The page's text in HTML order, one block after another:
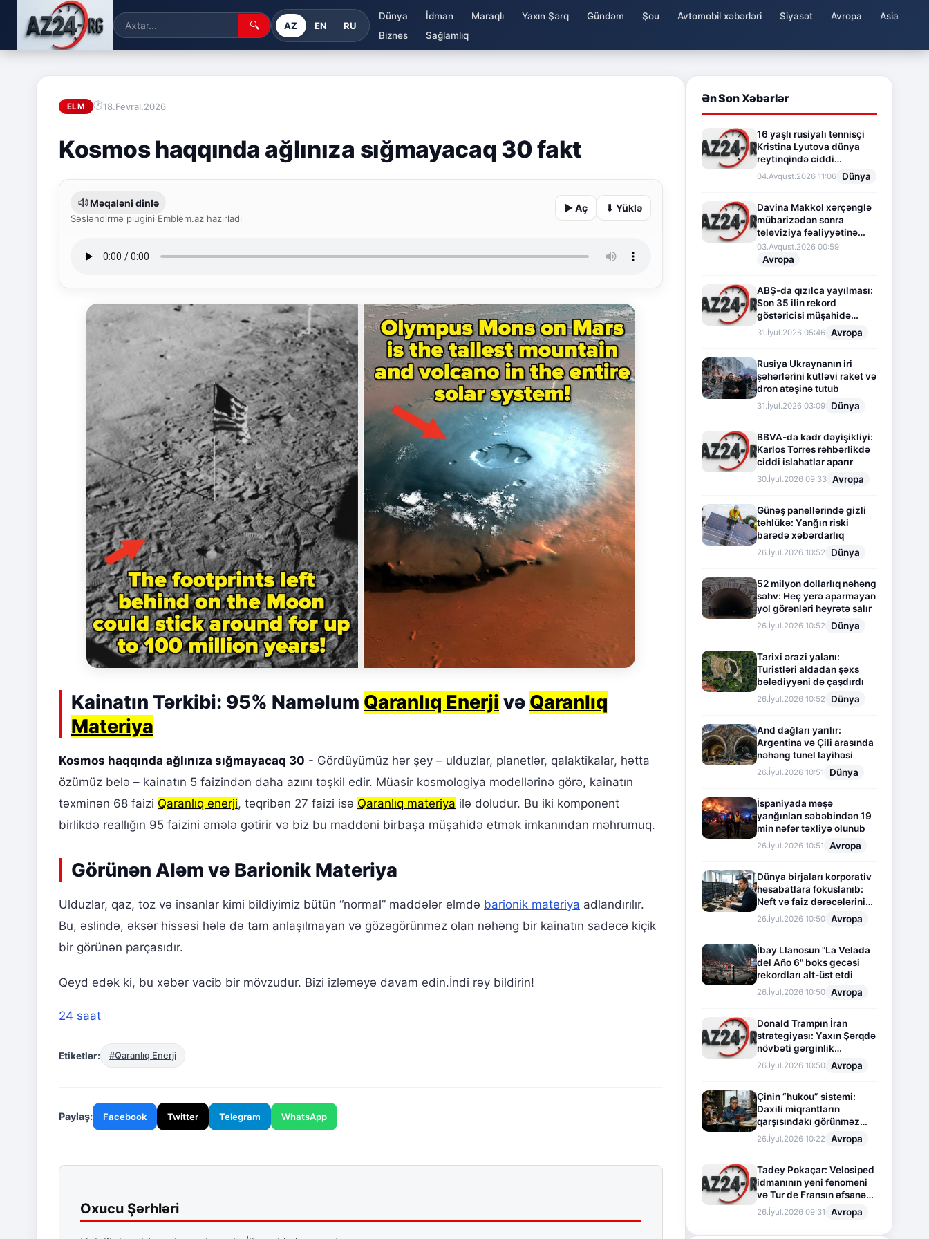
🔍 AZ EN RU
Dünya İdman Maraqlı Yaxın Şərq Gündəm Şou Avtomobil xəbərləri Siyasət Avropa
Asia
Biznes
Sağlamlıq
ELM 18.Fevral.2026
Kosmos haqqında ağlınıza sığmayacaq 30 fakt
Məqaləni dinlə
Səsləndirmə plugini Emblem.az hazırladı
▶ Aç ⬇ Yüklə
Kainatın Tərkibi: 95% Naməlum Qaranlıq Enerji və Qaranlıq
Materiya
Kosmos haqqında ağlınıza sığmayacaq 30 - Gördüyümüz hər şey – ulduzlar, planetlər, qalaktikalar, hətta
özümüz belə – kainatın 5 faizindən daha azını təşkil edir. Müasir kosmologiya modellərinə görə, kainatın
təxminən 68 faizi Qaranlıq enerji, təqribən 27 faizi isə Qaranlıq materiya ilə doludur. Bu iki komponent
birlikdə reallığın 95 faizini əmələ gətirir və biz bu maddəni birbaşa müşahidə etmək imkanından məhrumuq.
Görünən Aləm və Barionik Materiya
Ulduzlar, qaz, toz və insanlar kimi bildiyimiz bütün “normal” maddələr elmdə barionik materiya adlandırılır.
Bu, əslində, əksər hissəsi hələ də tam anlaşılmayan və gözəgörünməz olan nəhəng bir kainatın sadəcə kiçik
bir görünən parçasıdır.
Qeyd edək ki, bu xəbər vacib bir mövzudur. Bizi izləməyə davam edin.İndi rəy bildirin!
24 saat
Etiketlər: #Qaranlıq Enerji
Paylaş: Facebook Twitter Telegram WhatsApp
Oxucu Şərhləri
Ən Son Xəbərlər
16 yaşlı rusiyalı tennisçi
Kristina Lyutova dünya
reytinqində ciddi
irəliləyişə imza atdı
04.Avqust.2026 11:06 Dünya
Davina Makkol xərçənglə
mübarizədən sonra
televiziya fəaliyyətinə
fasilə verir
03.Avqust.2026 00:59
Avropa
ABŞ-da qızılca yayılması:
Son 35 ilin rekord
göstəricisi müşahidə
olunur
31.İyul.2026 05:46 Avropa
Rusiya Ukraynanın iri
şəhərlərini kütləvi raket və
dron atəşinə tutub
31.İyul.2026 03:09 Dünya
BBVA-da kadr dəyişikliyi:
Karlos Torres rəhbərlikdə
ciddi islahatlar aparır
30.İyul.2026 09:33 Avropa
Günəş panellərində gizli
təhlükə: Yanğın riski
barədə xəbərdarlıq
26.İyul.2026 10:52 Dünya
52 milyon dollarlıq nəhəng
səhv: Heç yerə aparmayan
yol görənləri heyrətə salır
26.İyul.2026 10:52 Dünya
Tarixi ərazi yalanı:
Turistləri aldadan şəxs
bələdiyyəni də çaşdırdı
26.İyul.2026 10:52 Dünya
And dağları yarılır:
Argentina və Çili arasında
nəhəng tunel layihəsi
26.İyul.2026 10:51 Dünya
İspaniyada meşə
yanğınları səbəbindən 19
min nəfər təxliyə olunub
26.İyul.2026 10:51 Avropa
Dünya birjaları korporativ
hesabatlara fokuslanıb:
Neft və faiz dərəcələrinin
təsiri altında cari vəziyyət
26.İyul.2026 10:50 Avropa
İbay Llanosun "La Velada
del Año 6" boks gecəsi
rekordları alt-üst etdi
26.İyul.2026 10:50 Avropa
Donald Trampın İran
strategiyası: Yaxın Şərqdə
növbəti gərginlik
mərhələsi
26.İyul.2026 10:50 Avropa
Çinin “hukou” sistemi:
Daxili miqrantların
qarşısındakı görünməz
sədd
26.İyul.2026 10:22 Avropa
Tadey Pokaçar: Velosiped
idmanının yeni fenomeni
və Tur de Fransın əfsanəvi
səhifəsi
26.İyul.2026 09:31 Avropa